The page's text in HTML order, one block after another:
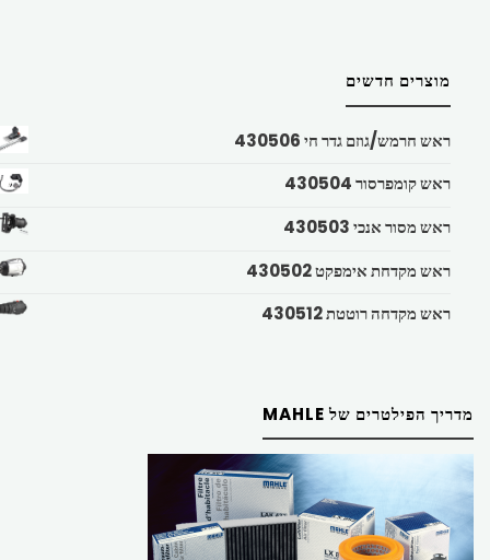
מוצרים חדשים
ראש חרמש/גוזם גדר חי 430506
ראש קומפרסור 430504
ראש מסור אנכי 430503
ראש מקדחת אימפקט 430502
ראש מקדחה רוטטת 430512
מדריך הפילטרים של MAHLE